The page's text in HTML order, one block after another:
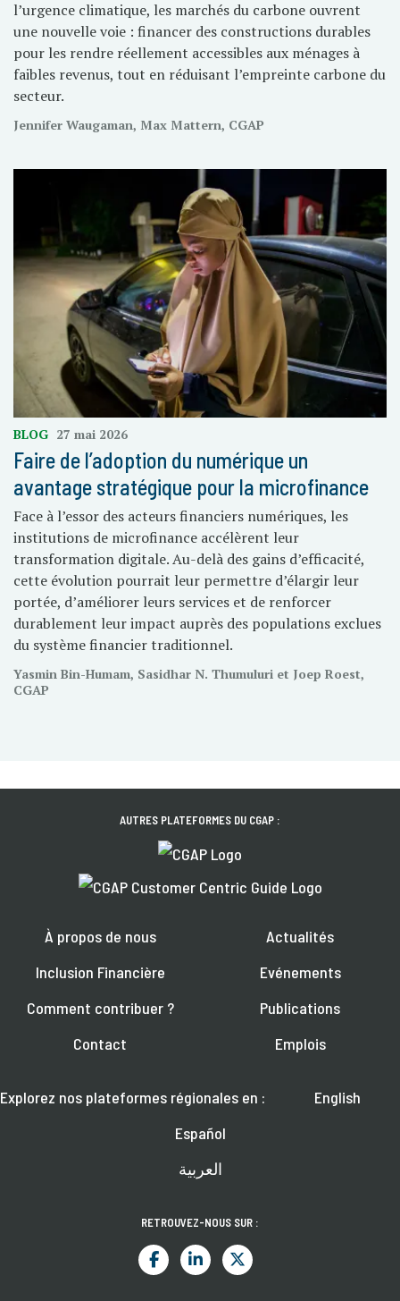
l’urgence climatique, les marchés du carbone ouvrent
une nouvelle voie : financer des constructions durables
pour les rendre réellement accessibles aux ménages à
faibles revenus, tout en réduisant l’empreinte carbone du
secteur.
Jennifer Waugaman, Max Mattern, CGAP
BLOG 27 mai 2026
Faire de l’adoption du numérique un
avantage stratégique pour la microfinance
Face à l’essor des acteurs financiers numériques, les
institutions de microfinance accélèrent leur
transformation digitale. Au-delà des gains d’efficacité,
cette évolution pourrait leur permettre d’élargir leur
portée, d’améliorer leurs services et de renforcer
durablement leur impact auprès des populations exclues
du système financier traditionnel.
Yasmin Bin-Humam, Sasidhar N. Thumuluri et Joep Roest,
CGAP
AUTRES PLATEFORMES DU CGAP :
À propos de nous
Inclusion Financière
Comment contribuer ?
Contact
Actualités
Evénements
Publications
Emplois
Explorez nos plateformes régionales en :
English
Español
العربية
RETROUVEZ-NOUS SUR :